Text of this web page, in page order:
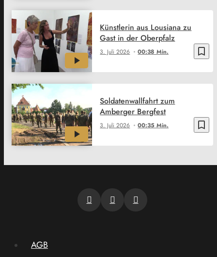
bookmark_border
3. Juli 2026 00:38 Min.
Künstlerin aus Lousiana zu
Gast in der Oberpfalz
bookmark_border
3. Juli 2026 00:35 Min.
Soldatenwallfahrt zum
Amberger Bergfest
AGB